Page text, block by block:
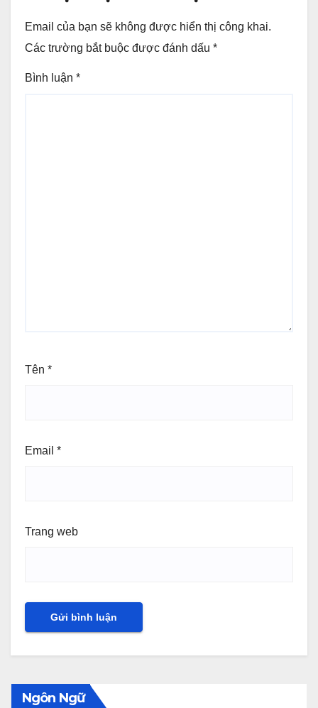
Email của bạn sẽ không được hiển thị công khai.
Các trường bắt buộc được đánh dấu *
Bình luận *
Tên *
Email *
Trang web
Ngôn Ngữ